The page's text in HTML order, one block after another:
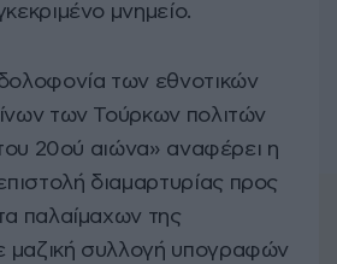
μνημείο.
των εθνοτικών
των Τούρκων πολιτών
20ού αιώνα» αναφέρει η
διαμαρτυρίας προς
παλαίμαχων της
μαζική συλλογή υπογραφών